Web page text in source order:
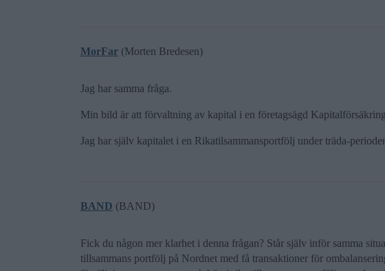
MorFar (Morten Bredesen)
Jag har samma fråga.
Min bild är att förvaltning av kapital i en företagsägd
Jag har själv kapitalet i en Rikatilsammansportfölj under träda-
BAND (BAND)
Fick du någon mer klarhet i denna frågan? Står själv inför samma
tillsammans portfölj på Nordnet med få transaktioner för